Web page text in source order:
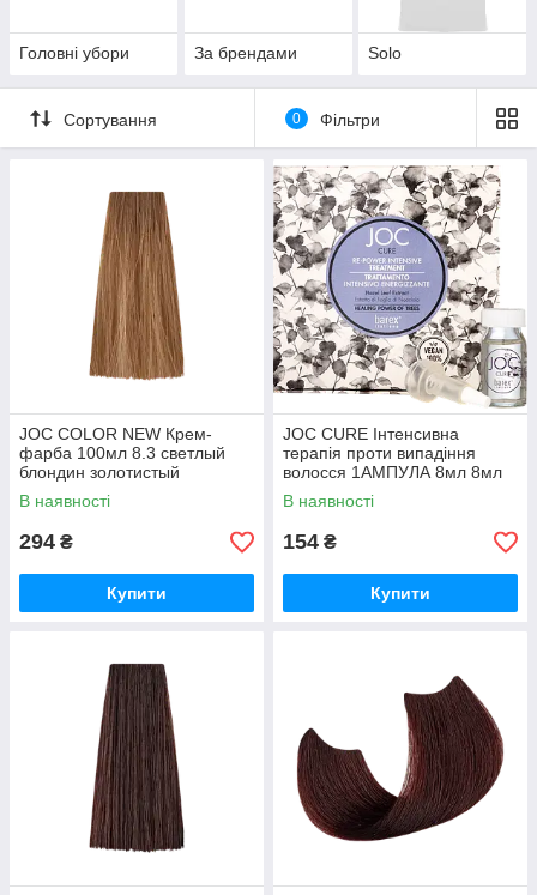
Головні убори За брендами Solo
Сортування 0 Фільтри
JOC COLOR NEW Крем-
фарба 100мл 8.3 светлый
блондин золотистый
В наявності
294 ₴
Купити
JOC CURE Інтенсивна
терапія проти випадіння
волосся 1АМПУЛА 8мл 8мл
В наявності
154 ₴
Купити